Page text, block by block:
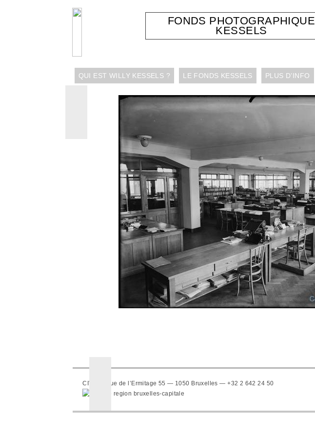
FONDS PHOTOGRAPHIQUE
KESSELS
QUI EST WILLY KESSELS ? LE FONDS KESSELS PLUS D’INFO
CIVA — Rue de l’Ermitage 55 — 1050 Bruxelles — +32 2 642 24 50